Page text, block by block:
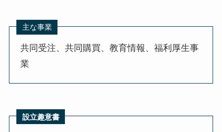
主な事業
共同受注、共同購買、教育情報、福利厚生事
業
設立趣意書